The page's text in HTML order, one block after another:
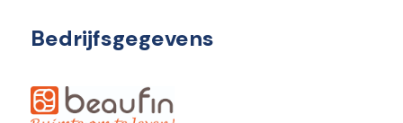
Bedrijfsgegevens